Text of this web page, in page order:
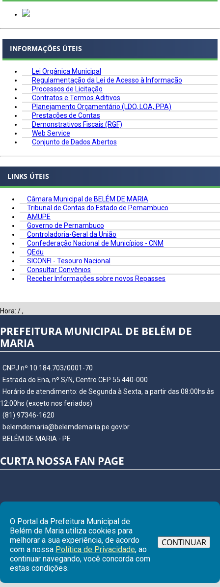
INFORMAÇÕES ÚTEIS
Lei Orgânica Municipal
Regulamentação da Lei de Acesso à Informação
Processos de Licitação
Contratos e Termos Aditivos
Planejamento Orçamentário (LDO, LOA, PPA)
Prestações de Contas
Demonstrativos Fiscais (RGF)
Web Service
Conjunto de Dados Abertos
LINKS ÚTEIS
Câmara Municipal de BELÉM DE MARIA
Tribunal de Contas do Estado de Pernambuco
AMUPE
Governo de Pernambuco
Controladoria-Geral da União
Confederação Nacional de Municípios - CNM
QEdu
SICONFI - Tesouro Nacional
Consultar Convênios
Receber Informações sobre novos Repasses
Hora: /,
PREFEITURA MUNICIPAL DE BELÉM DE
MARIA
CNPJ nº 10.184.703/0001-70
Estrada do Ena, nº S/N, Centro CEP 55.440-000
Horário de atendimento: de Segunda à Sexta, a partir das 08:00hs às
12:00hs (exceto nos feriados)
(81) 97346-1620
belemdemaria@belemdemaria.pe.gov.br
BELÉM DE MARIA - PE
CURTA NOSSA FAN PAGE
© Copyright 2026 Prefeitura Municipal de BELÉM DE MARIA | Todos os
direitos reservados
O Portal da Prefeitura Municipal de
Belém de Maria utiliza cookies para
melhorar a sua experiência, de acordo
com a nossa Política de Privacidade, ao
continuar navegando, você concorda com
estas condições.
CONTINUAR